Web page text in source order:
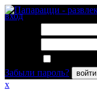
вход
Забыли пароль?
войти
x